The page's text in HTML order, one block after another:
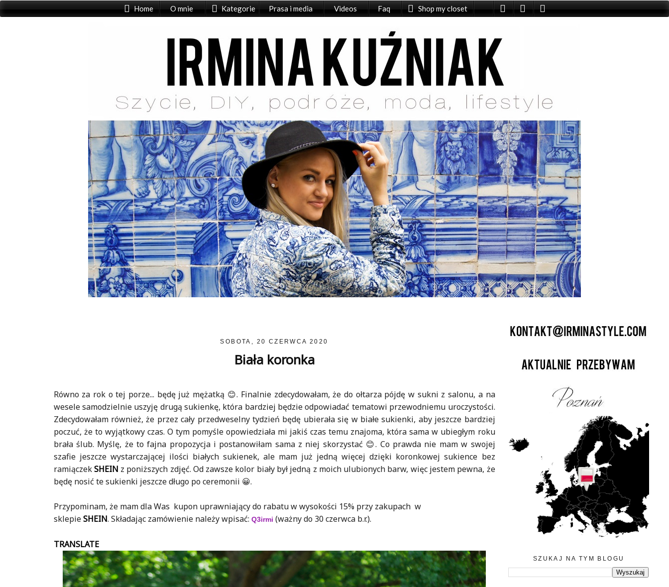
Home O mnie Kategorie Prasa i media Videos Faq Shop my closet
SOBOTA, 20 CZERWCA 2020
Biała koronka
Równo za rok o tej porze... będę już mężatką 😊. Finalnie zdecydowałam, że do ołtarza pójdę w sukni z salonu, a na
wesele samodzielnie uszyję drugą sukienkę, która bardziej będzie odpowiadać tematowi przewodniemu uroczystości.
Zdecydowałam również, że przez cały przedweselny tydzień będę ubierała się w białe sukienki, aby jeszcze bardziej
poczuć, że to wyjątkowy czas. O tym pomyśle opowiedziała mi jakiś czas temu znajoma, która sama w ubiegłym roku
brała ślub. Myślę, że to fajna propozycja i postanowiłam sama z niej skorzystać 😊. Co prawda nie mam w swojej
szafie jeszcze wystarczającej ilości białych sukienek, ale mam już jedną więcej dzięki koronkowej sukience bez
ramiączekSHEIN z poniższych zdjęć. Od zawsze kolor biały był jedną z moich ulubionych barw, więc jestem pewna, że
będę nosić te sukienki jeszcze długo po ceremonii 😀.
Przypominam, że mam dla Was kuponuprawniający do rabatu w wysokości 15% przy zakupach w
sklepieSHEIN. Składając zamówienie należy wpisać: Q3irmi (ważny do 30 czerwca b.r.).
TRANSLATE
SZUKAJ NA TYM BLOGU